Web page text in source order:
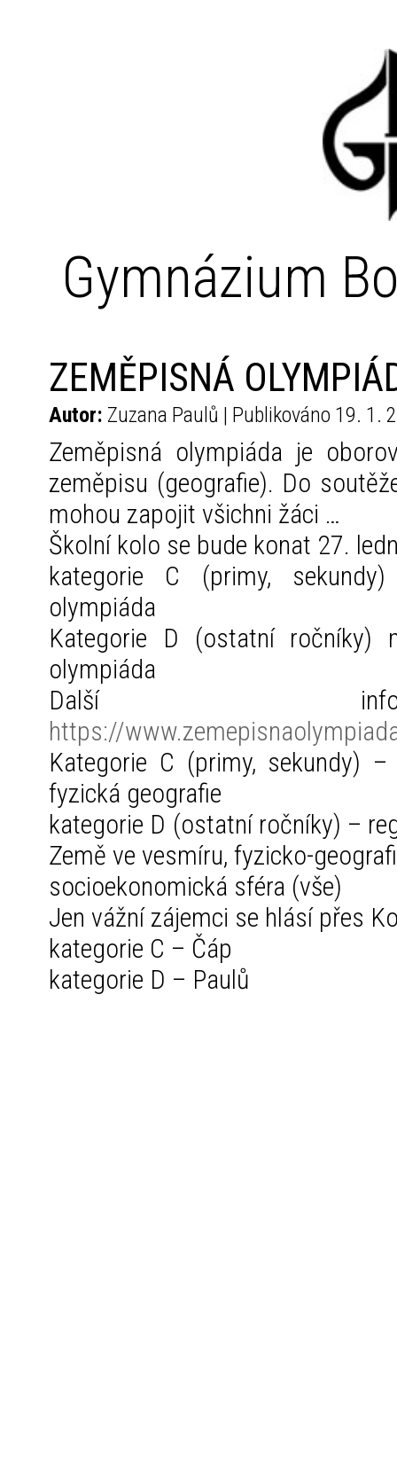
Gymnázium
ZEMĚPISNÁ
Autor: Zuzana Paulů | Publikováno 19. 1.
Zeměpisná olympiáda je
zeměpisu (geografie). Do
mohou zapojit všichni žáci …
Školní kolo se bude konat 27.
kategorie C (primy, sekundy)
olympiáda
Kategorie D (ostatní ročníky)
olympiáda
Další
https://
Kategorie C (primy, sekundy) –
fyzická geografie
kategorie D (ostatní ročníky) –
Země ve vesmíru, fyzicko-
socioekonomická sféra (vše)
Jen vážní zájemci se hlásí přes
kategorie C – Čáp
kategorie D – Paulů